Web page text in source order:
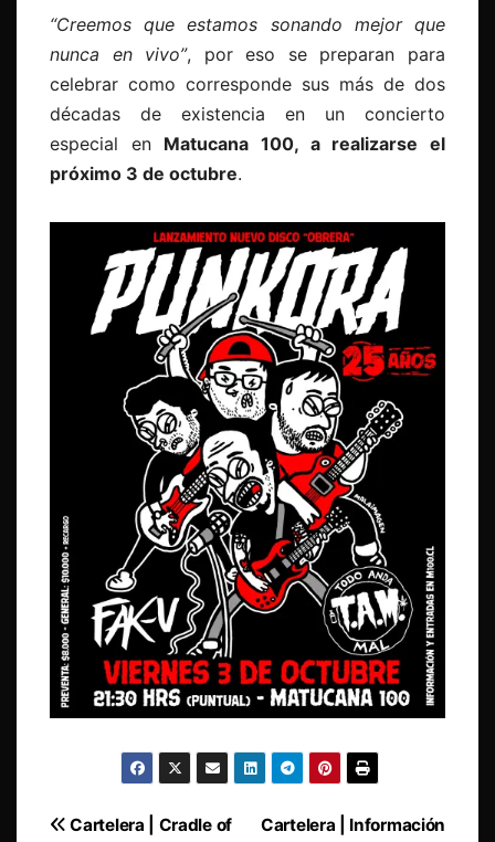
“Creemos que estamos sonando mejor que
nunca en vivo”, por eso se preparan para
celebrar como corresponde sus más de dos
décadas de existencia en un concierto
especial en Matucana 100, a realizarse el
próximo 3 de octubre.
Navegación Cartelera | Información
Cartelera | Cradle of